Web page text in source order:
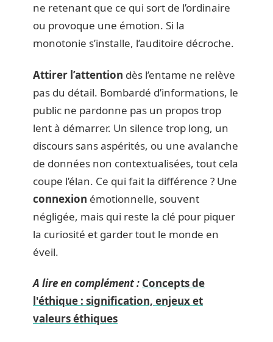
ne retenant que ce qui sort de l’ordinaire
ou provoque une émotion. Si la
monotonie s’installe, l’auditoire décroche.
Attirer l’attention dès l’entame ne relève
pas du détail. Bombardé d’informations, le
public ne pardonne pas un propos trop
lent à démarrer. Un silence trop long, un
discours sans aspérités, ou une avalanche
de données non contextualisées, tout cela
coupe l’élan. Ce qui fait la différence ? Une
connexion émotionnelle, souvent
négligée, mais qui reste la clé pour piquer
la curiosité et garder tout le monde en
éveil.
A lire en complément : Concepts de
l'éthique : signification, enjeux et
valeurs éthiques